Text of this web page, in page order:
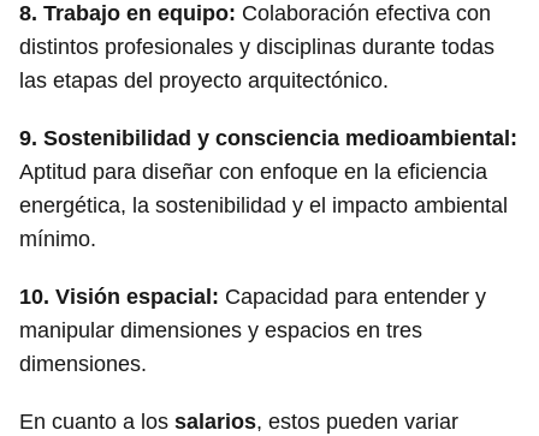
8. Trabajo en equipo: Colaboración efectiva con
distintos profesionales y disciplinas durante todas
las etapas del proyecto arquitectónico.
9. Sostenibilidad y consciencia medioambiental :
Aptitud para diseñar con enfoque en la eficiencia
energética, la sostenibilidad y el impacto ambiental
mínimo.
10. Visión espacial : Capacidad para entender y
manipular dimensiones y espacios en tres
dimensiones.
En cuanto a los salarios, estos pueden variar